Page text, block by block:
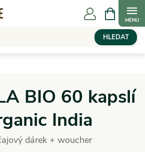
HLEDAT
NÁKUPNÍ
KOŠÍK
BIO 60 kapslí
India
dárek + woucher